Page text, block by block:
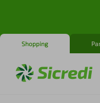
Shopping